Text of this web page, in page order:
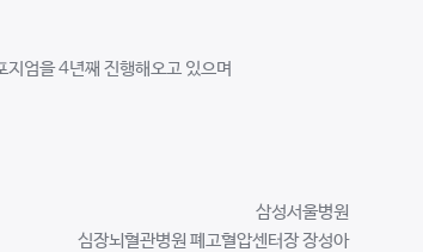
지엄을 4년째 진행해오고 있으며
삼성서울병원
심장뇌혈관병원 폐고혈압센터장 장성아